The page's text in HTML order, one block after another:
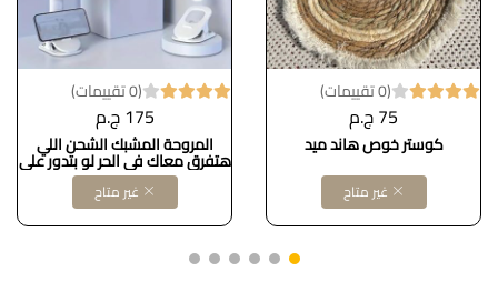
(0 تقييمات)
75 ج.م
كوستر خوص هاند ميد
غير متاح
(0 تقييمات)
175 ج.م
المروحة المشبك الشحن اللي
هتفرق معاك في الحر لو بتدور على
تبريد سريع، هادي، وسهل تشيله
معاك في أي حتة… يبقى المروحة
for import B0F652KQ6Z
غير متاح